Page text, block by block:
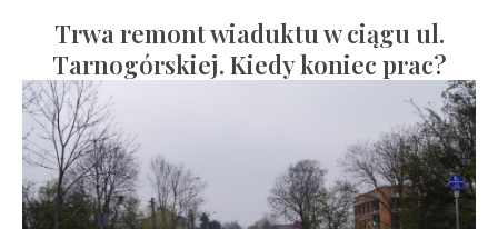
Trwa remont wiaduktu w ciągu ul.
Tarnogórskiej. Kiedy koniec prac?